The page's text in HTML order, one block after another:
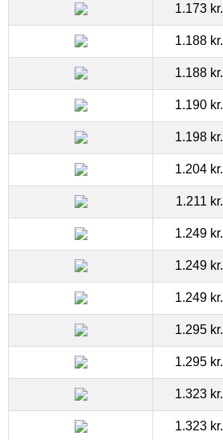
1.173 kr.
1.188 kr.
1.188 kr.
1.190 kr.
1.198 kr.
1.204 kr.
1.211 kr.
1.249 kr.
1.249 kr.
1.249 kr.
1.295 kr.
1.295 kr.
1.323 kr.
1.323 kr.